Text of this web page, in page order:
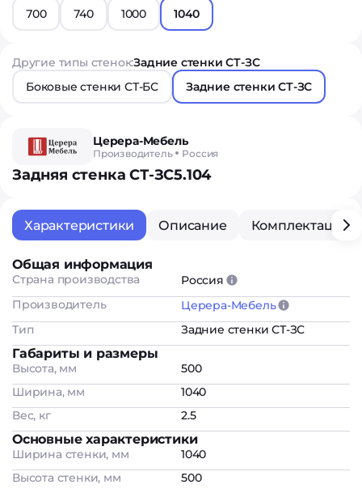
700
740 1000 1040
Другие типы стенок:Задние стенки СТ-ЗС
Боковые стенки СТ-БС
Задние стенки СТ-ЗС
Церера-Мебель
Производитель Россия
Задняя стенка СТ-ЗС5.104
Характеристики Описание Комплектация
Общая информация
Страна производства
Россия
Производитель
Церера-Мебель
Тип
Задние стенки СТ-ЗС
Габариты и размеры
Высота, мм
500
Ширина, мм
1040
Вес, кг
2.5
Основные характеристики
Ширина стенки, мм
1040
Высота стенки, мм
500